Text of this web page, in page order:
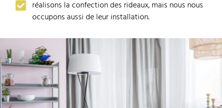
réalisons la confection des rideaux, mais nous nous
occupons aussi de leur installation.